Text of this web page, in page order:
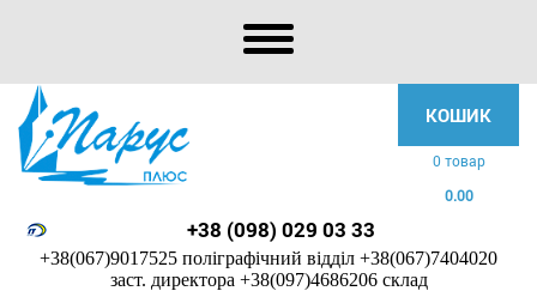
КОШИК
0 товар
0.00
+38 (098) 029 03 33
+38(067)9017525 поліграфічний відділ +38(067)7404020
заст. директора +38(097)4686206 склад